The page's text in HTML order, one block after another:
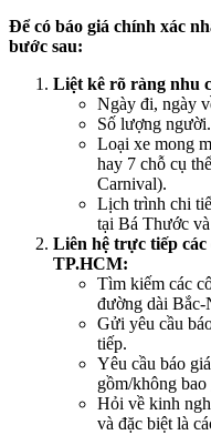
Để có báo giá chính xác
bước sau:
Liệt kê rõ ràng nhu
Ngày đi, ngày
Số lượng người.
Loại xe mong
hay 7 chỗ cụ
Carnival).
Lịch trình chi
tại Bá Thước
Liên hệ trực tiếp
TP.HCM:
Tìm kiếm các
đường dài Bắc-
Gửi yêu cầu
tiếp.
Yêu cầu báo
gồm/không bao
Hỏi về kinh
và đặc biệt là